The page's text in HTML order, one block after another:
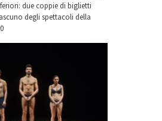
due coppie di biglietti
degli spettacoli della